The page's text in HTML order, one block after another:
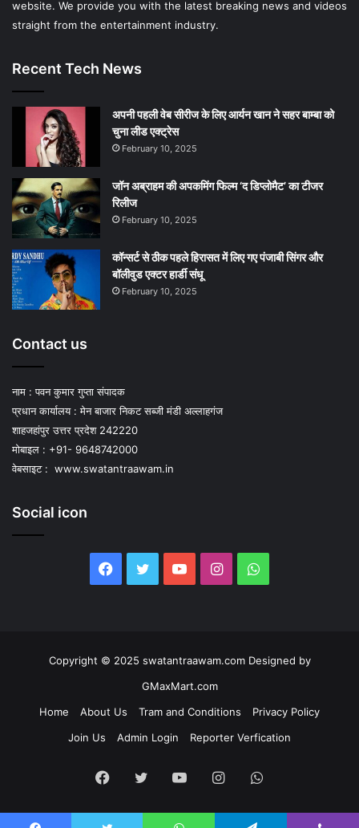
website. We provide you with the latest breaking news and videos
straight from the entertainment industry.
Recent Tech News
अपनी पहली वेब सीरीज के लिए आर्यन खान ने सहर बाम्‍बा को
चुना लीड एक्‍ट्रेस
February 10, 2025
जॉन अब्राहम की अपकमिंग फिल्म ‘द डिप्लोमैट’ का टीजर
रिलीज
February 10, 2025
कॉन्सर्ट से ठीक पहले हिरासत में लिए गए पंजाबी सिंगर और
बॉलीवुड एक्टर हार्डी संधू
February 10, 2025
Contact us
नाम : पवन कुमार गुप्ता संपादक
प्रधान कार्यालय : मेन बाजार निकट सब्जी मंडी अल्लाहगंज
शाहजहांपुर उत्तर प्रदेश 242220
मोबाइल : +91- 9648742000
वेबसाइट : www.swatantraawam.in
Social icon
Facebook
Twitter YouTubeInstagramWhatsApp
Copyright © 2025 swatantraawam.com Designed by
GMaxMart.com
Home
About Us Tram and Conditions
Privacy Policy
Join Us
Admin Login Reporter Verfication
Facebook
Twitter YouTubeInstagramWhatsApp